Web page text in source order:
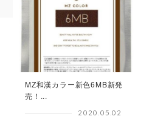
MZ和漢カラー新色6MB新発
売！...
2020.05.02